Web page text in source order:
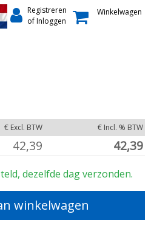
Registreren
of Inloggen
Winkelwagen
€ Excl. BTW € Incl. % BTW
42,39 42,39
dezelfde dag verzonden.
winkelwagen